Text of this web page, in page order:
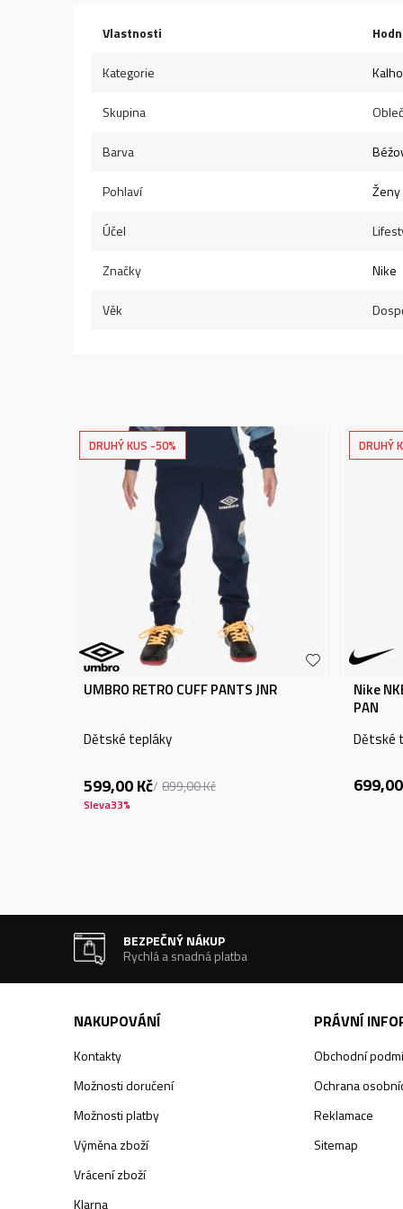
Vlastnosti
Kategorie
Skupina
Barva
Pohlaví Ženy
Účel
Značky Nike
Věk
DRUHÝ KUS -50%
UMBRO RETRO CUFF PANTS JNR
Dětské tepláky
599,00Kč 899,00Kč
Sleva33%
DRUHÝ
Nike
PAN
Dětské
699,00
BEZPEČNÝ NÁKUP
Rychlá a snadná platba
NAKUPOVÁNÍ
Kontakty
Možnosti doručení
Možnosti platby
Výměna zboží
Vrácení zboží
Klarna
PRÁVNÍ
Obchodní
Ochrana
Reklamace
Sitemap